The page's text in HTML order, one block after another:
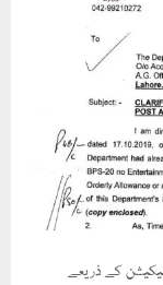
کے ذریعے